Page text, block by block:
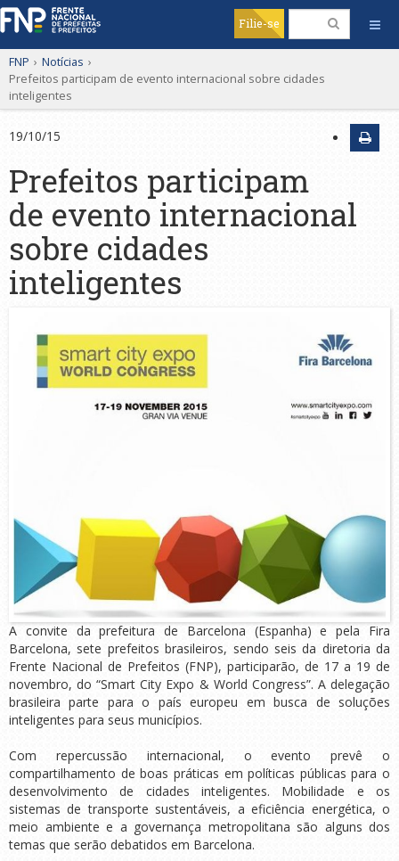
Filie-se
FNP › Notícias ›
Prefeitos participam de evento internacional sobre cidades
inteligentes
19/10/15
Prefeitos participam
de evento internacional
sobre cidades
inteligentes
A convite da prefeitura de Barcelona (Espanha) e pela Fira
Barcelona, sete prefeitos brasileiros, sendo seis da diretoria da
Frente Nacional de Prefeitos (FNP), participarão, de 17 a 19 de
novembro, do “Smart City Expo & World Congress”. A delegação
brasileira parte para o país europeu em busca de soluções
inteligentes para seus municípios.
Com repercussão internacional, o evento prevê o
compartilhamento de boas práticas em políticas públicas para o
desenvolvimento de cidades inteligentes. Mobilidade e os
sistemas de transporte sustentáveis, a eficiência energética, o
meio ambiente e a governança metropolitana são alguns dos
temas que serão debatidos em Barcelona.